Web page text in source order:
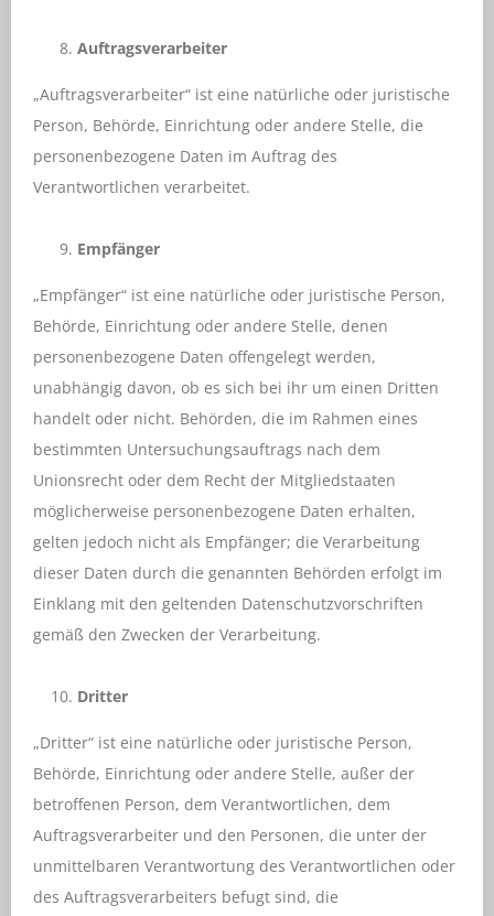
Auftragsverarbeiter
„Auftragsverarbeiter“ ist eine natürliche oder juristische
Person, Behörde, Einrichtung oder andere Stelle, die
personenbezogene Daten im Auftrag des
Verantwortlichen verarbeitet.
Empfänger
„Empfänger“ ist eine natürliche oder juristische Person,
Behörde, Einrichtung oder andere Stelle, denen
personenbezogene Daten offengelegt werden,
unabhängig davon, ob es sich bei ihr um einen Dritten
handelt oder nicht. Behörden, die im Rahmen eines
bestimmten Untersuchungsauftrags nach dem
Unionsrecht oder dem Recht der Mitgliedstaaten
möglicherweise personenbezogene Daten erhalten,
gelten jedoch nicht als Empfänger; die Verarbeitung
dieser Daten durch die genannten Behörden erfolgt im
Einklang mit den geltenden Datenschutzvorschriften
gemäß den Zwecken der Verarbeitung.
Dritter
„Dritter“ ist eine natürliche oder juristische Person,
Behörde, Einrichtung oder andere Stelle, außer der
betroffenen Person, dem Verantwortlichen, dem
Auftragsverarbeiter und den Personen, die unter der
unmittelbaren Verantwortung des Verantwortlichen oder
des Auftragsverarbeiters befugt sind, die